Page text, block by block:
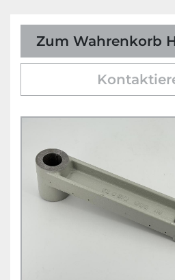
Zum Wahrenkorb